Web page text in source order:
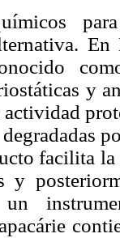
y
facilita
y
un